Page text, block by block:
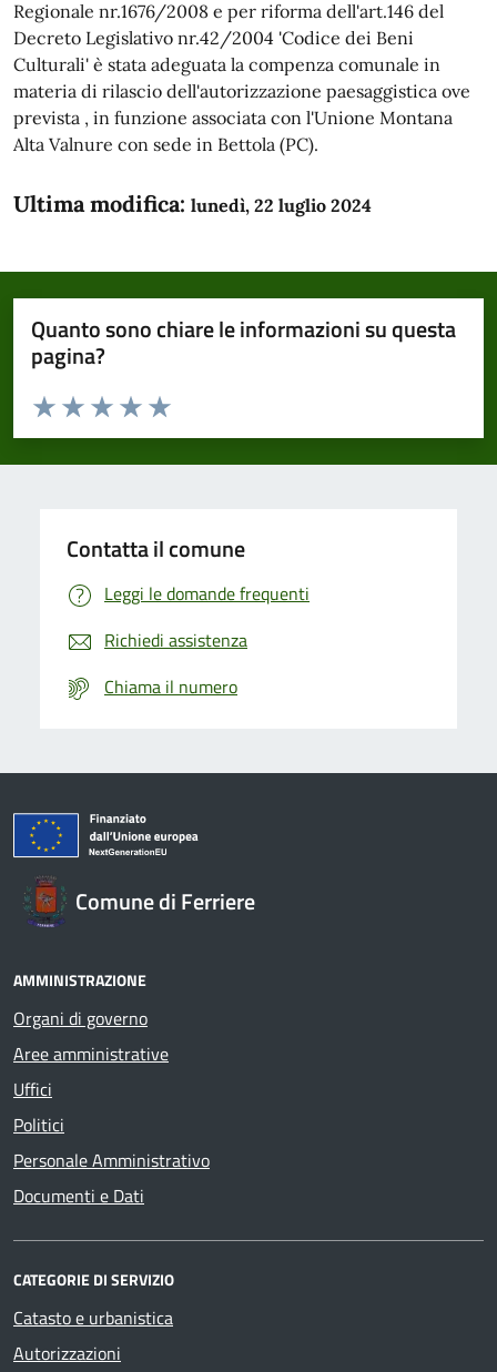
Regionale nr.1676/2008 e per riforma dell'art.146 del
Decreto Legislativo nr.42/2004 'Codice dei Beni
Culturali' è stata adeguata la compenza comunale in
materia di rilascio dell'autorizzazione paesaggistica ove
prevista , in funzione associata con l'Unione Montana
Alta Valnure con sede in Bettola (PC).
Ultima modifica: lunedì, 22 luglio 2024
Quanto sono chiare le informazioni su questa
pagina?
Domanda
Valuta da 1 a 5 stelle la pagina
Valuta 5 stelle su 5
Valuta 4 stelle su 5
Valuta 3 stelle su 5
Valuta 2 stelle su 5
Valuta 1 stelle su 5
Contatta il comune
Leggi le domande frequenti
Richiedi assistenza
Chiama il numero
Comune di Ferriere
AMMINISTRAZIONE
Organi di governo
Aree amministrative
Uffici
Politici
Personale Amministrativo
Documenti e Dati
CATEGORIE DI SERVIZIO
Catasto e urbanistica
Autorizzazioni